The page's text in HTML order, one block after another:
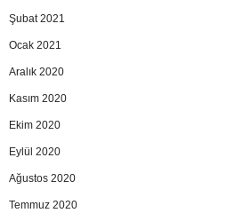
Şubat 2021
Ocak 2021
Aralık 2020
Kasım 2020
Ekim 2020
Eylül 2020
Ağustos 2020
Temmuz 2020